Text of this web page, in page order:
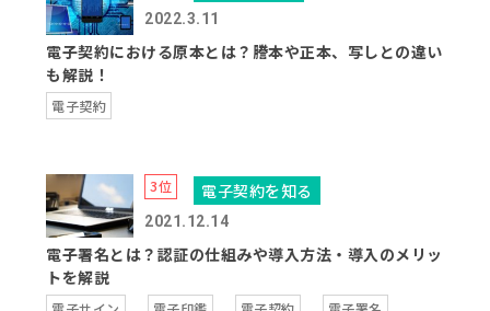
2022.3.11
電子契約における原本とは？謄本や正本、写しとの違い
も解説！
電子契約
電子契約を知る
2021.12.14
電子署名とは？認証の仕組みや導入方法・導入のメリッ
トを解説